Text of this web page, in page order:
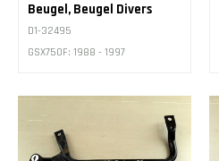
Beugel, Beugel Divers
D1-32495
GSX750F: 1988 - 1997